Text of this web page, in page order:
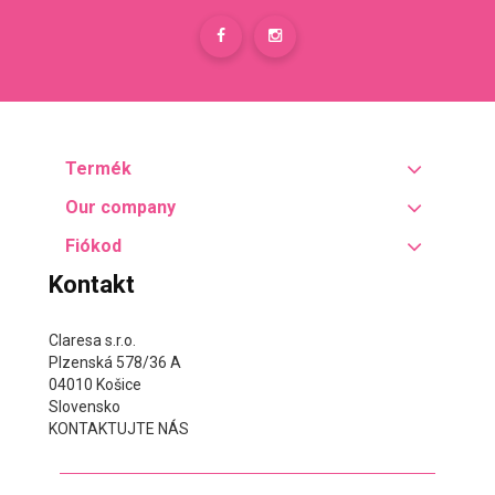
Termék
Our company
Fiókod
Kontakt
Claresa s.r.o.
Plzenská 578/36 A
04010 Košice
Slovensko
KONTAKTUJTE NÁS